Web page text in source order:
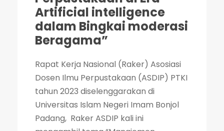
Artificial intelligence
dalam Bingkai moderasi
Beragama”
Rapat Kerja Nasional (Raker) Asosiasi
Dosen Ilmu Perpustakaan (ASDIP) PTKI
tahun 2023 diselenggarakan di
Universitas Islam Negeri Imam Bonjol
Padang, Raker ASDIP kali ini